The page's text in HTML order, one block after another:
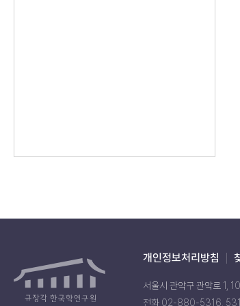
개인정보처리방침
서울시 관악구 관악로 1,
전화 02-880-5316,